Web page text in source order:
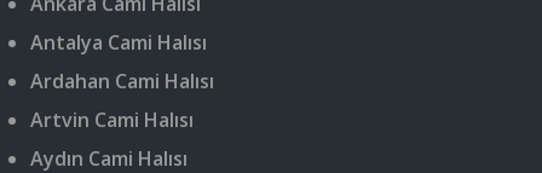
Antalya Cami Halısı
Ardahan Cami Halısı
Artvin Cami Halısı
Aydın Cami Halısı